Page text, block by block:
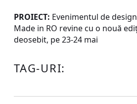
PROIECT: Evenimentul de
Made in RO revine cu o nouă
deosebit, pe 23-24 mai
TAG-URI: